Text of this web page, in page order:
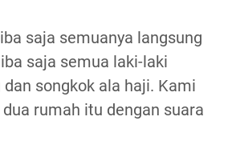
saja semuanya langsung
saja semua laki-laki
songkok ala haji. Kami
rumah itu dengan suara